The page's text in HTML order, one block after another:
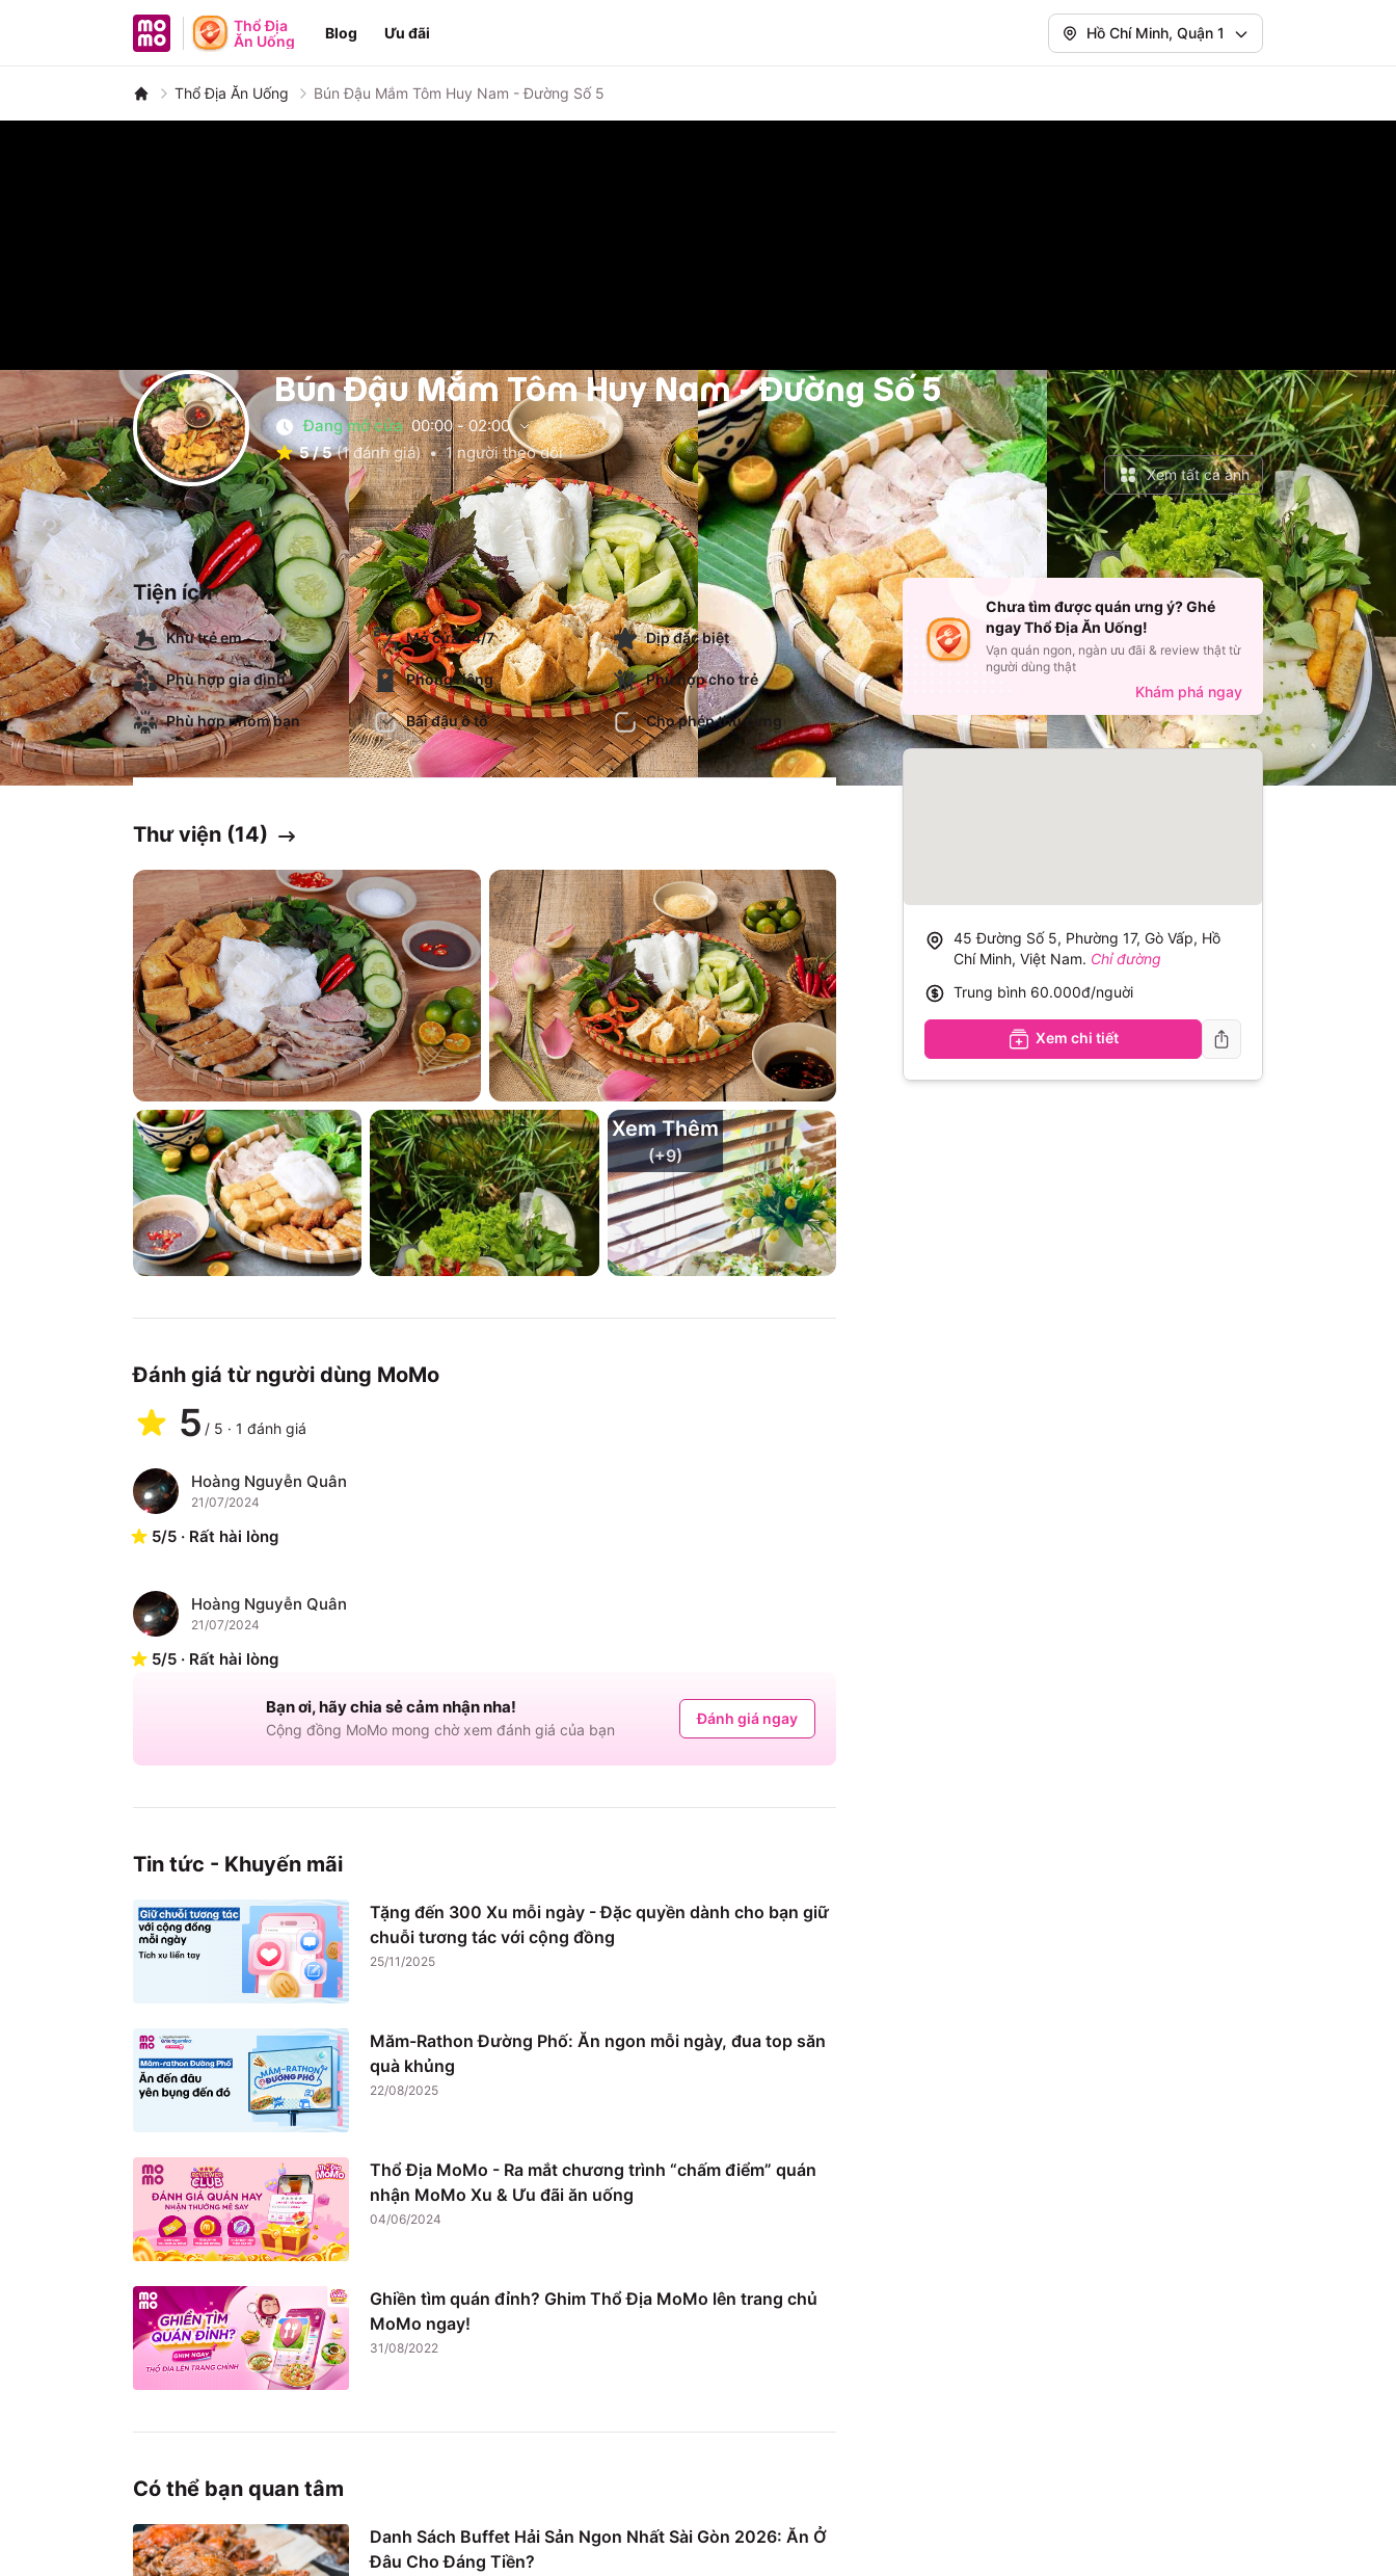
MoMo - Ứng dụng tài chính
Thổ Địa
Ăn Uống
Blog Ưu đãi Hồ Chí Minh, Quận 1
Thổ Địa Ăn Uống Bún Đậu Mắm Tôm Huy Nam - Đường Số 5
Bún Đậu Mắm Tôm Huy Nam - Đường Số 5
Đang mở cửa 00:00- 02:00
5/5 (1 đánh giá) • 1người theo dõi
Xem tất cả ảnh
Tiện ích
Khu trẻ em Mở cửa 24/7 Dịp đặc biệt
Phù hợp gia đình Phòng riêng Phù hợp cho trẻ
Phù hợp nhóm bạn Bãi đậu ô tô Cho phép thú cưng
Thư viện (14)
Xem Thêm
(+9)
Đánh giá từ người dùng MoMo
5 / 5 · 1 đánh giá
H Hoàng Nguyễn Quân
21/07/2024
5/5 · Rất hài lòng
H Hoàng Nguyễn Quân
21/07/2024
5/5 · Rất hài lòng
Bạn ơi, hãy chia sẻ cảm nhận nha!
Cộng đồng MoMo mong chờ xem đánh giá của bạn
Đánh giá ngay
Tin tức - Khuyến mãi
Tặng đến 300 Xu mỗi ngày - Đặc quyền dành cho bạn giữ
chuỗi tương tác với cộng đồng
25/11/2025
Măm-Rathon Đường Phố: Ăn ngon mỗi ngày, đua top săn
quà khủng
22/08/2025
Thổ Địa MoMo - Ra mắt chương trình “chấm điểm” quán
nhận MoMo Xu & Ưu đãi ăn uống
04/06/2024
Ghiền tìm quán đỉnh? Ghim Thổ Địa MoMo lên trang chủ
MoMo ngay!
31/08/2022
Có thể bạn quan tâm
Danh Sách Buffet Hải Sản Ngon Nhất Sài Gòn 2026: Ăn Ở
Đâu Cho Đáng Tiền?
45 Đường Số 5, Phường 17, Gò Vấp, Hồ
Chí Minh, Việt Nam. Chỉ đường
Trung bình 60.000đ/nguời
Xem chi tiết
Chưa tìm được quán ưng ý? Ghé
ngay Thổ Địa Ăn Uống!
Vạn quán ngon, ngàn ưu đãi & review thật từ
người dùng thật
Khám phá ngay